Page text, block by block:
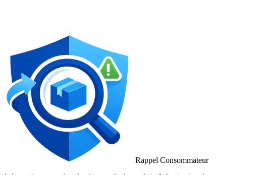
Rappel Consommateur